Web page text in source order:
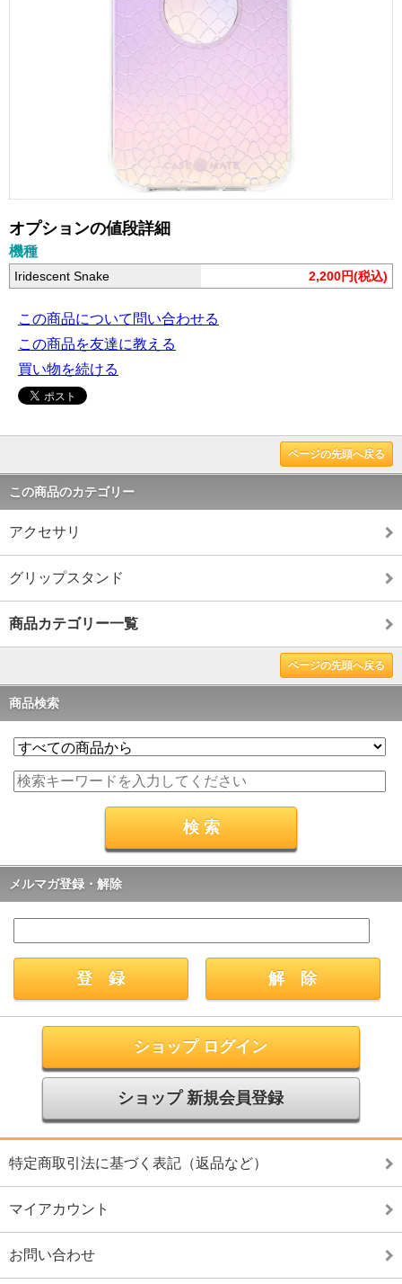
オプションの値段詳細
機種
Iridescent Snake 2,200円(税込)
この商品について問い合わせる
この商品を友達に教える
買い物を続ける
ページの先頭へ戻る
この商品のカテゴリー
アクセサリ
グリップスタンド
商品カテゴリー一覧
ページの先頭へ戻る
商品検索
メルマガ登録・解除
ショップ ログイン
ショップ 新規会員登録
特定商取引法に基づく表記（返品など）
マイアカウント
お問い合わせ